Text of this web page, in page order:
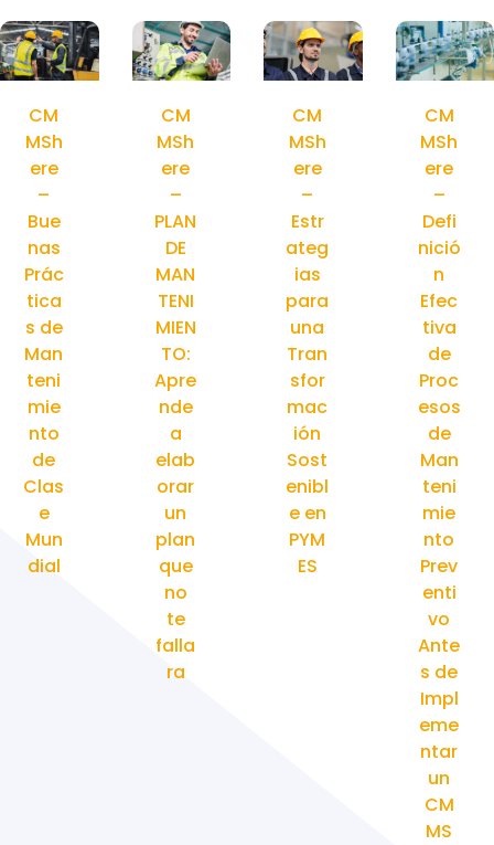
CM
MSh
ere
–
Bue
nas
Prác
tica
s de
Man
teni
mie
nto
de
Clas
e
Mun
dial
CM
MSh
ere
–
PLAN
DE
MAN
TENI
MIEN
TO:
Apre
nde
a
elab
orar
un
plan
que
no
te
falla
ra
CM
MSh
ere
–
Estr
ateg
ias
para
una
Tran
sfor
mac
ión
Sost
enibl
e en
PYM
ES
CM
MSh
ere
–
Defi
nició
n
Efec
tiva
de
Proc
esos
de
Man
teni
mie
nto
Prev
enti
vo
Ante
s de
Impl
eme
ntar
un
CM
MS